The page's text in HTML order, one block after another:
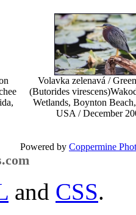
Volavka zelenavá /
(Butorides virescens)
Wetlands, Boynton
USA / December
Powered by Coppermine
and CSS.